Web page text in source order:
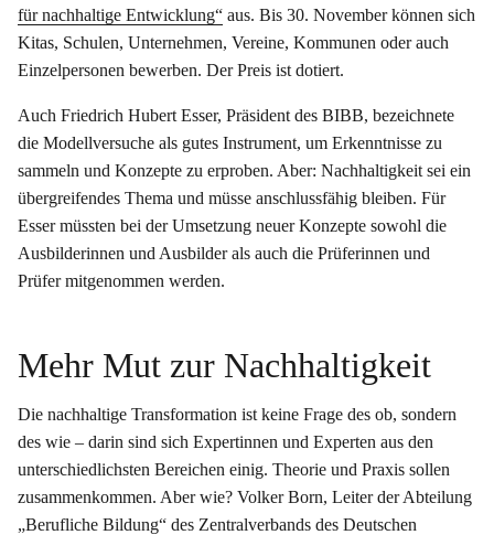
für nachhaltige Entwicklung“ aus. Bis 30. November können sich
Kitas, Schulen, Unternehmen, Vereine, Kommunen oder auch
Einzelpersonen bewerben. Der Preis ist dotiert.
Auch Friedrich Hubert Esser, Präsident des BIBB, bezeichnete
die Modellversuche als gutes Instrument, um Erkenntnisse zu
sammeln und Konzepte zu erproben. Aber: Nachhaltigkeit sei ein
übergreifendes Thema und müsse anschlussfähig bleiben. Für
Esser müssten bei der Umsetzung neuer Konzepte sowohl die
Ausbilderinnen und Ausbilder als auch die Prüferinnen und
Prüfer mitgenommen werden.
Mehr Mut zur Nachhaltigkeit
Die nachhaltige Transformation ist keine Frage des ob, sondern
des wie – darin sind sich Expertinnen und Experten aus den
unterschiedlichsten Bereichen einig. Theorie und Praxis sollen
zusammenkommen. Aber wie? Volker Born, Leiter der Abteilung
„Berufliche Bildung“ des Zentralverbands des Deutschen